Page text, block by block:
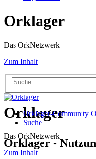
Orklager
Das OrkNetzwerk
Zum Inhalt
Orklager
Das OrkNetzwerk
Zum Inhalt
Orklager-Community
Suche
Orklager -